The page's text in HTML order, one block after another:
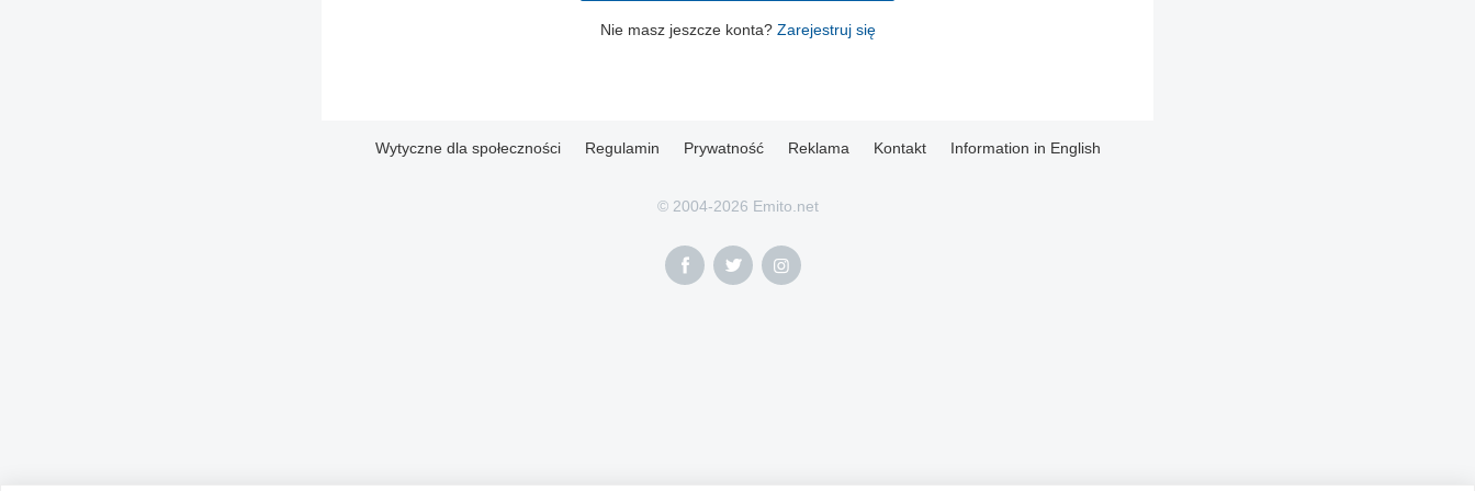
Nie masz jeszcze konta? Zarejestruj się
Wytyczne dla społeczności Regulamin Prywatność Reklama Kontakt Information in English
© 2004-2026 Emito.net